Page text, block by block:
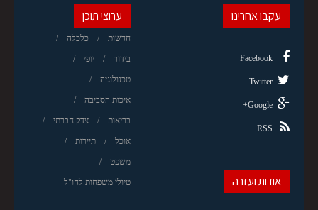
ערוצי תוכן
חדשות כלכלה
בידור יופי
טכנולוגיה
איכות הסביבה
בריאות צדק חברתי
אוכל תיירות
משפט
טיולי משפחות לחו"ל
עקבו אחרינו
Facebook
Twitter
Google+
RSS
אודות ועזרה